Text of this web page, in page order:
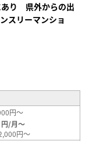
あり 県外からの出
スリーマンショ
円～
円/月～
円～